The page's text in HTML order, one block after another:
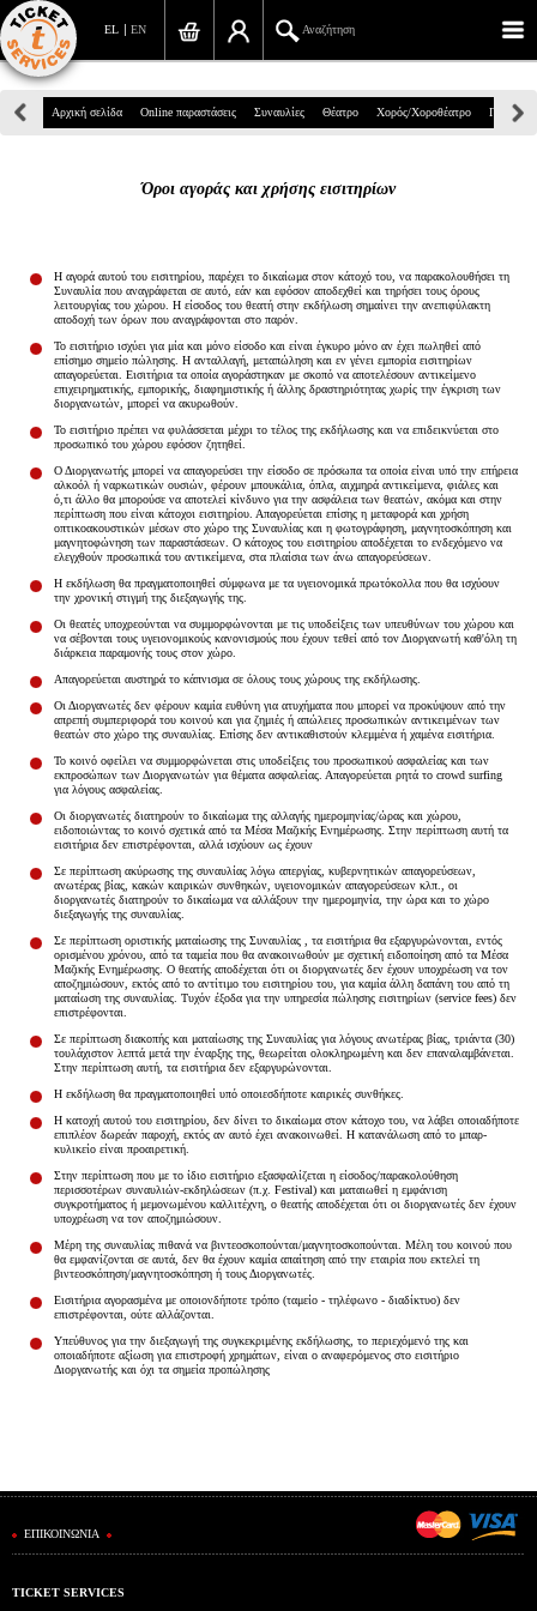
EN
EL Αναζήτηση
Πανεπιστημίου 39, Αθήνα
info@ticketservices.gr
Σύνδεση/Εγγραφή
Παραγγελία
Αναζήτηση παραγγελίας
Προσωπικά Δεδομένα
Πληροφορίες
Είσοδος διαχειριστή
Αρχική σελίδα Online παραστάσεις Συναυλίες Θέατρο Χορός/Χοροθέατρο Παιδικά
Όροι αγοράς και χρήσης εισιτηρίων
Η αγορά αυτού του εισιτηρίου, παρέχει το δικαίωμα στον κάτοχό του, να παρακολουθήσει τη
Συναυλία που αναγράφεται σε αυτό, εάν και εφόσον αποδεχθεί και τηρήσει τους όρους
λειτουργίας του χώρου. Η είσοδος του θεατή στην εκδήλωση σημαίνει την ανεπιφύλακτη
αποδοχή των όρων που αναγράφονται στο παρόν.
Το εισιτήριο ισχύει για μία και μόνο είσοδο και είναι έγκυρο μόνο αν έχει πωληθεί από
επίσημο σημείο πώλησης. Η ανταλλαγή, μεταπώληση και εν γένει εμπορία εισιτηρίων
απαγορεύεται. Εισιτήρια τα οποία αγοράστηκαν με σκοπό να αποτελέσουν αντικείμενο
επιχειρηματικής, εμπορικής, διαφημιστικής ή άλλης δραστηριότητας χωρίς την έγκριση των
διοργανωτών, μπορεί να ακυρωθούν.
Το εισιτήριο πρέπει να φυλάσσεται μέχρι το τέλος της εκδήλωσης και να επιδεικνύεται στο
προσωπικό του χώρου εφόσον ζητηθεί.
Ο Διοργανωτής μπορεί να απαγορεύσει την είσοδο σε πρόσωπα τα οποία είναι υπό την επήρεια
αλκοόλ ή ναρκωτικών ουσιών, φέρουν μπουκάλια, όπλα, αιχμηρά αντικείμενα, φιάλες και
ό,τι άλλο θα μπορούσε να αποτελεί κίνδυνο για την ασφάλεια των θεατών, ακόμα και στην
περίπτωση που είναι κάτοχοι εισιτηρίου. Απαγορεύεται επίσης η μεταφορά και χρήση
οπτικοακουστικών μέσων στο χώρο της Συναυλίας και η φωτογράφηση, μαγνητοσκόπηση και
μαγνητοφώνηση των παραστάσεων. Ο κάτοχος του εισιτηρίου αποδέχεται το ενδεχόμενο να
ελεγχθούν προσωπικά του αντικείμενα, στα πλαίσια των άνω απαγορεύσεων.
Η εκδήλωση θα πραγματοποιηθεί σύμφωνα με τα υγειονομικά πρωτόκολλα που θα ισχύουν
την χρονική στιγμή της διεξαγωγής της.
Οι θεατές υποχρεούνται να συμμορφώνονται με τις υποδείξεις των υπευθύνων του χώρου και
να σέβονται τους υγειονομικούς κανονισμούς που έχουν τεθεί από τον Διοργανωτή καθ'όλη τη
διάρκεια παραμονής τους στον χώρο.
Απαγορεύεται αυστηρά το κάπνισμα σε όλους τους χώρους της εκδήλωσης.
Οι Διοργανωτές δεν φέρουν καμία ευθύνη για ατυχήματα που μπορεί να προκύψουν από την
απρεπή συμπεριφορά του κοινού και για ζημιές ή απώλειες προσωπικών αντικειμένων των
θεατών στο χώρο της συναυλίας. Επίσης δεν αντικαθιστούν κλεμμένα ή χαμένα εισιτήρια.
Το κοινό οφείλει να συμμορφώνεται στις υποδείξεις του προσωπικού ασφαλείας και των
εκπροσώπων των Διοργανωτών για θέματα ασφαλείας. Απαγορεύεται ρητά το crowd surfing
για λόγους ασφαλείας.
Οι διοργανωτές διατηρούν το δικαίωμα της αλλαγής ημερομηνίας/ώρας και χώρου,
ειδοποιώντας το κοινό σχετικά από τα Μέσα Μαζικής Ενημέρωσης. Στην περίπτωση αυτή τα
εισιτήρια δεν επιστρέφονται, αλλά ισχύουν ως έχουν
Σε περίπτωση ακύρωσης της συναυλίας λόγω απεργίας, κυβερνητικών απαγορεύσεων,
ανωτέρας βίας, κακών καιρικών συνθηκών, υγειονομικών απαγορεύσεων κλπ., οι
διοργανωτές διατηρούν το δικαίωμα να αλλάξουν την ημερομηνία, την ώρα και το χώρο
διεξαγωγής της συναυλίας.
Σε περίπτωση οριστικής ματαίωσης της Συναυλίας , τα εισιτήρια θα εξαργυρώνονται, εντός
ορισμένου χρόνου, από τα ταμεία που θα ανακοινωθούν με σχετική ειδοποίηση από τα Μέσα
Μαζικής Ενημέρωσης. Ο θεατής αποδέχεται ότι οι διοργανωτές δεν έχουν υποχρέωση να τον
αποζημιώσουν, εκτός από το αντίτιμο του εισιτηρίου του, για καμία άλλη δαπάνη του από τη
ματαίωση της συναυλίας. Τυχόν έξοδα για την υπηρεσία πώλησης εισιτηρίων (service fees) δεν
επιστρέφονται.
Σε περίπτωση διακοπής και ματαίωσης της Συναυλίας για λόγους ανωτέρας βίας, τριάντα (30)
τουλάχιστον λεπτά μετά την έναρξης της, θεωρείται ολοκληρωμένη και δεν επαναλαμβάνεται.
Στην περίπτωση αυτή, τα εισιτήρια δεν εξαργυρώνονται.
Η εκδήλωση θα πραγματοποιηθεί υπό οποιεσδήποτε καιρικές συνθήκες.
Η κατοχή αυτού του εισιτηρίου, δεν δίνει το δικαίωμα στον κάτοχο του, να λάβει οποιαδήποτε
επιπλέον δωρεάν παροχή, εκτός αν αυτό έχει ανακοινωθεί. Η κατανάλωση από το μπαρ-
κυλικείο είναι προαιρετική.
Στην περίπτωση που με το ίδιο εισιτήριο εξασφαλίζεται η είσοδος/παρακολούθηση
περισσοτέρων συναυλιών-εκδηλώσεων (π.χ. Festival) και ματαιωθεί η εμφάνιση
συγκροτήματος ή μεμονωμένου καλλιτέχνη, ο θεατής αποδέχεται ότι οι διοργανωτές δεν έχουν
υποχρέωση να τον αποζημιώσουν.
Μέρη της συναυλίας πιθανά να βιντεοσκοπούνται/μαγνητοσκοπούνται. Μέλη του κοινού που
θα εμφανίζονται σε αυτά, δεν θα έχουν καμία απαίτηση από την εταιρία που εκτελεί τη
βιντεοσκόπηση/μαγνητοσκόπηση ή τους Διοργανωτές.
Εισιτήρια αγορασμένα με οποιονδήποτε τρόπο (ταμείο - τηλέφωνο - διαδίκτυο) δεν
επιστρέφονται, ούτε αλλάζονται.
Υπεύθυνος για την διεξαγωγή της συγκεκριμένης εκδήλωσης, το περιεχόμενό της και
οποιαδήποτε αξίωση για επιστροφή χρημάτων, είναι ο αναφερόμενος στο εισιτήριο
Διοργανωτής και όχι τα σημεία προπώλησης
ΕΠΙΚΟΙΝΩΝΙΑ
TICKET SERVICES